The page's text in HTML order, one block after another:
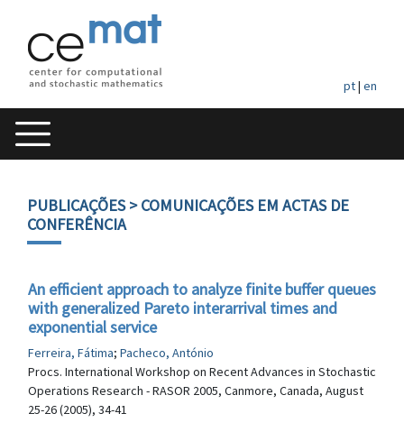
pt| en
PUBLICAÇÕES> COMUNICAÇÕES EM ACTAS DE
CONFERÊNCIA
An efficient approach to analyze finite buffer queues
with generalized Pareto interarrival times and
exponential service
Ferreira, Fátima; Pacheco, António
Procs. International Workshop on Recent Advances in Stochastic
Operations Research - RASOR 2005, Canmore, Canada, August
25-26 (2005), 34-41